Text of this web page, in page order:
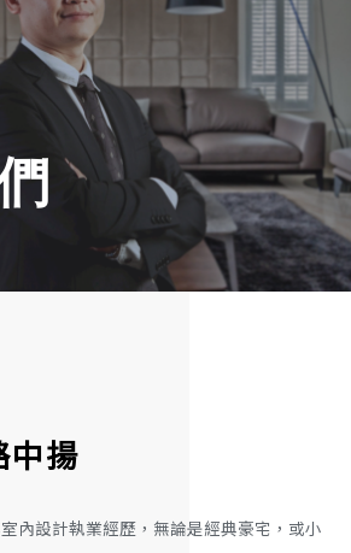
中揚
內設計執業經歷，無論是經典豪宅，或小